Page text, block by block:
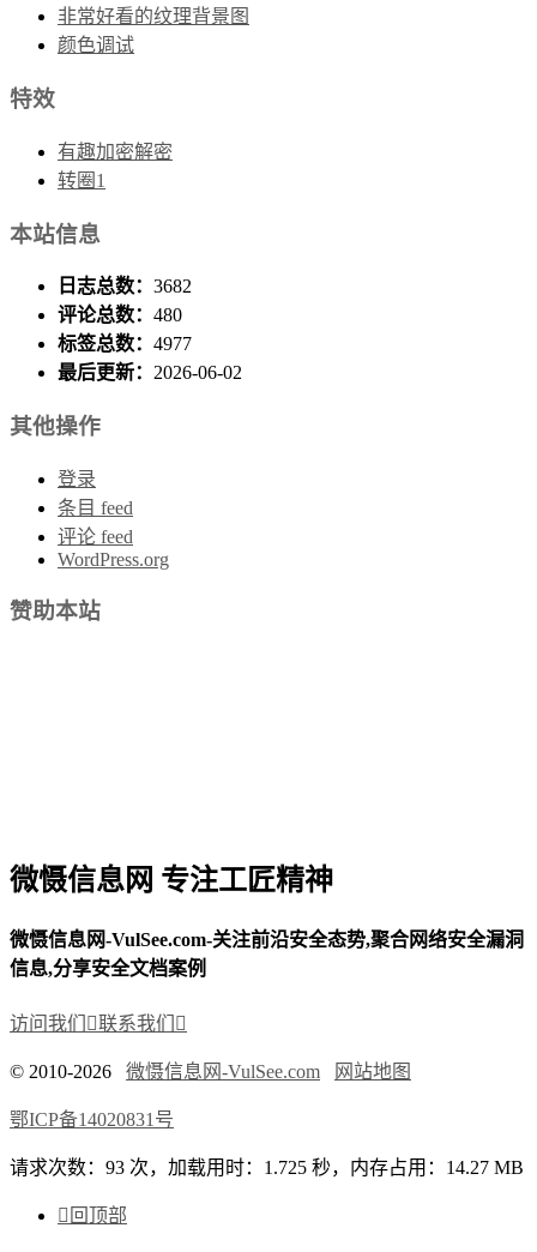
非常好看的纹理背景图
颜色调试
特效
有趣加密解密
转圈1
本站信息
日志总数： 3682
评论总数： 480
标签总数： 4977
最后更新： 2026-06-02
其他操作
登录
条目 feed
评论 feed
WordPress.org
赞助本站
微慑信息网 专注工匠精神
微慑信息网-VulSee.com-关注前沿安全态势,聚合网络安全漏洞
信息,分享安全文档案例
访问我们 联系我们 
© 2010-2026 微慑信息网-VulSee.com 网站地图
鄂ICP备14020831号
请求次数：93 次，加载用时：1.725 秒，内存占用：14.27 MB
 回顶部